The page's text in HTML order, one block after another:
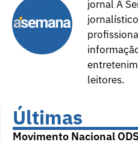
jornal A
leitores.
Últimas
Movimento Nacional